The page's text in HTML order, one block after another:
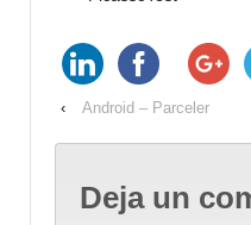
‹ Android – Parceler
Deja un